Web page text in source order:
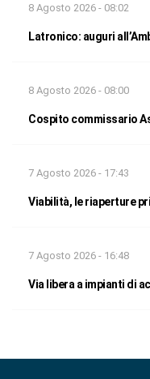
8 Agosto 2026 - 08:02
Latronico: auguri
8 Agosto 2026 - 08:00
Cospito commissario
7 Agosto 2026 - 17:43
Viabilità, le riaperture
7 Agosto 2026 - 16:48
Via libera a impianti di